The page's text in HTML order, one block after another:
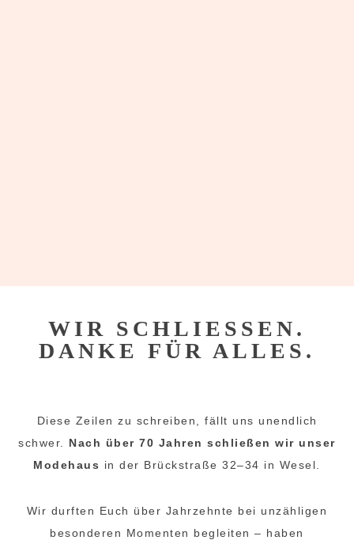
WIR SCHLIESSEN.
DANKE FÜR ALLES.
Diese Zeilen zu schreiben, fällt uns unendlich
schwer. Nach über 70 Jahren schließen wir unser
Modehaus in der Brückstraße 32–34 in Wesel.
Wir durften Euch über Jahrzehnte bei unzähligen
besonderen Momenten begleiten – haben